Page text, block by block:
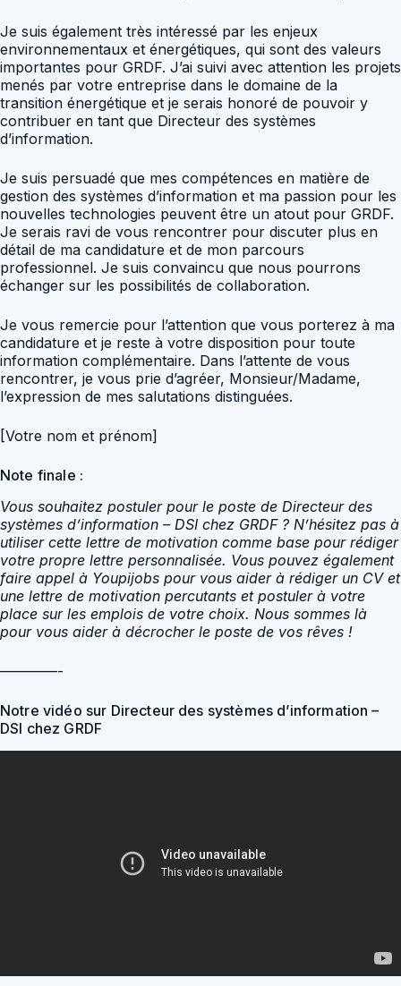
Je suis également très intéressé par les enjeux
environnementaux et énergétiques, qui sont des valeurs
importantes pour GRDF. J’ai suivi avec attention les projets
menés par votre entreprise dans le domaine de la
transition énergétique et je serais honoré de pouvoir y
contribuer en tant que Directeur des systèmes
d’information.
Je suis persuadé que mes compétences en matière de
gestion des systèmes d’information et ma passion pour les
nouvelles technologies peuvent être un atout pour GRDF.
Je serais ravi de vous rencontrer pour discuter plus en
détail de ma candidature et de mon parcours
professionnel. Je suis convaincu que nous pourrons
échanger sur les possibilités de collaboration.
Je vous remercie pour l’attention que vous porterez à ma
candidature et je reste à votre disposition pour toute
information complémentaire. Dans l’attente de vous
rencontrer, je vous prie d’agréer, Monsieur/Madame,
l’expression de mes salutations distinguées.
[Votre nom et prénom]
Note finale :
Vous souhaitez postuler pour le poste de Directeur des
systèmes d’information – DSI chez GRDF ? N’hésitez pas à
utiliser cette lettre de motivation comme base pour rédiger
votre propre lettre personnalisée. Vous pouvez également
faire appel à Youpijobs pour vous aider à rédiger un CV et
une lettre de motivation percutants et postuler à votre
place sur les emplois de votre choix. Nous sommes là
pour vous aider à décrocher le poste de vos rêves !
————-
Notre vidéo sur Directeur des systèmes d’information –
DSI chez GRDF